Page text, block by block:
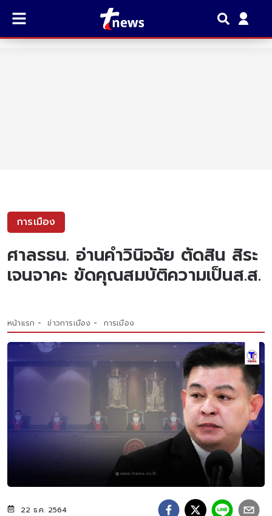
การเมือง
ศาลรธน. อ่านคำวินิจฉัย ตัดสิน สิระ
เจนจาคะ ขัดคุณสมบัติความเป็นส.ส.
หน้าแรก ข่าวการเมือง การเมือง
22 ธ.ค. 2564